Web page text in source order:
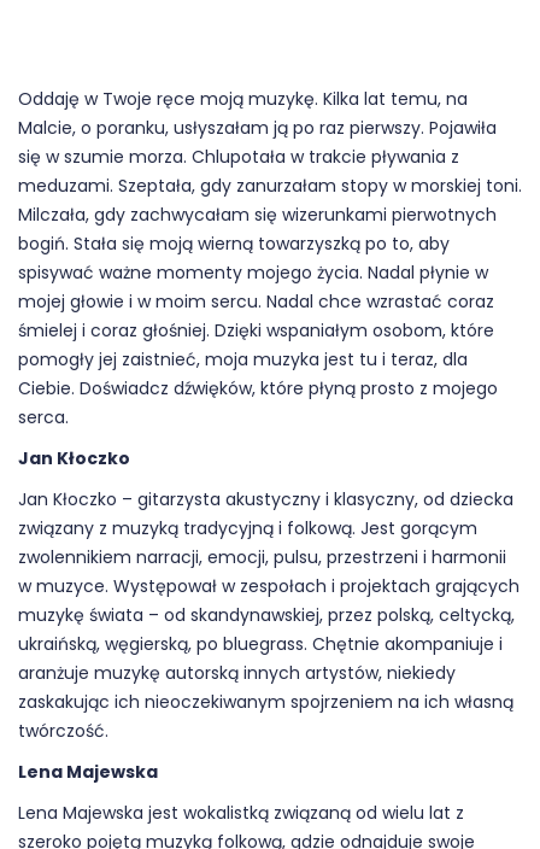
Oddaję w Twoje ręce moją muzykę. Kilka lat temu, na
Malcie, o poranku, usłyszałam ją po raz pierwszy. Pojawiła
się w szumie morza. Chlupotała w trakcie pływania z
meduzami. Szeptała, gdy zanurzałam stopy w morskiej toni.
Milczała, gdy zachwycałam się wizerunkami pierwotnych
bogiń. Stała się moją wierną towarzyszką po to, aby
spisywać ważne momenty mojego życia. Nadal płynie w
mojej głowie i w moim sercu. Nadal chce wzrastać coraz
śmielej i coraz głośniej. Dzięki wspaniałym osobom, które
pomogły jej zaistnieć, moja muzyka jest tu i teraz, dla
Ciebie. Doświadcz dźwięków, które płyną prosto z mojego
serca.
Jan Kłoczko
Jan Kłoczko – gitarzysta akustyczny i klasyczny, od dziecka
związany z muzyką tradycyjną i folkową. Jest gorącym
zwolennikiem narracji, emocji, pulsu, przestrzeni i harmonii
w muzyce. Występował w zespołach i projektach grających
muzykę świata – od skandynawskiej, przez polską, celtycką,
ukraińską, węgierską, po bluegrass. Chętnie akompaniuje i
aranżuje muzykę autorską innych artystów, niekiedy
zaskakując ich nieoczekiwanym spojrzeniem na ich własną
twórczość.
Lena Majewska
Lena Majewska jest wokalistką związaną od wielu lat z
szeroko pojętą muzyką folkową, gdzie odnajduje swoje